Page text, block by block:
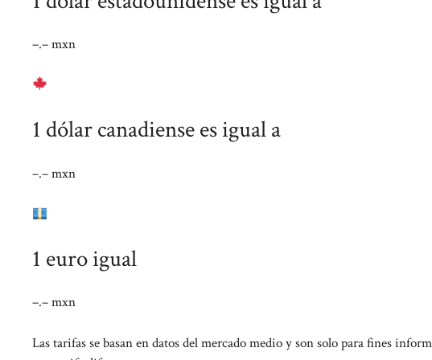
–.– mxn
1 dólar canadiense es igual a
–.– mxn
1 euro igual
–.– mxn
Las tarifas se basan en datos del mercado medio y son solo para fines